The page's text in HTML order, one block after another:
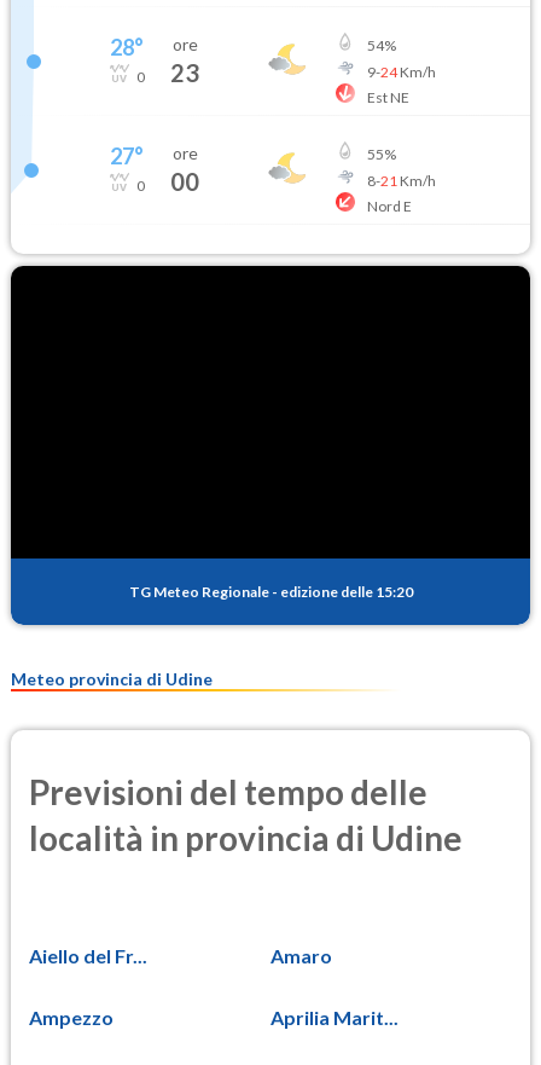
28°
0
ore
23
54%
9-24Km/h
Est NE
27°
0
ore
00
55%
8-21 Km/h
Nord E
TG Meteo Regionale - edizione delle 15:20
Meteo provincia di Udine
Previsioni del tempo delle
località in provincia di Udine
Aiello del Fr... Amaro
Ampezzo Aprilia Marit...